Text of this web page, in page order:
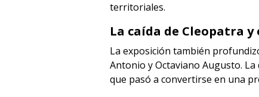
territoriales.
La caída de Cleopatra
La exposición también
Antonio yOctaviano Augusto.
que pasó a convertirse en una